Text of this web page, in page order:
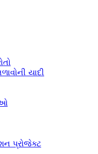
યાદી
પ્રોજેક્ટ